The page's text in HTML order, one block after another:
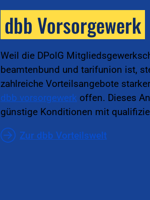
dbb Vorsorgewerk
Weil die DPolG
beamtenbund und tarifunion ist,
zahlreiche Vorteilsangebote
dbb vorsorgewerk offen. Dieses
günstige Konditionen mit
Zur dbb Vorteilswelt